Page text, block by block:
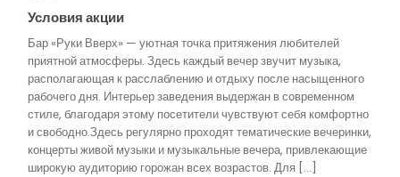
Условия акции
Бар «Руки Вверх» — уютная точка притяжения любителей
приятной атмосферы. Здесь каждый вечер звучит музыка,
располагающая к расслаблению и отдыху после насыщенного
рабочего дня. Интерьер заведения выдержан в современном
стиле, благодаря этому посетители чувствуют себя комфортно
и свободно.Здесь регулярно проходят тематические вечеринки,
концерты живой музыки и музыкальные вечера, привлекающие
широкую аудиторию горожан всех возрастов. Для […]